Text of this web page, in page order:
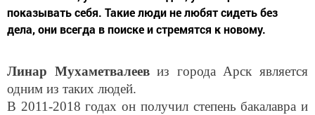
показывать себя. Такие люди не любят сидеть без
дела, они всегда в поиске и стремятся к новому.
Линар Мухаметвалеевиз города Арск является
одним из таких людей.
В 2011-2018 годах он получил степень бакалавра и